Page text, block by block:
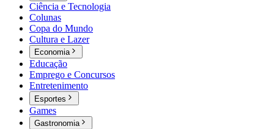
Ciência e Tecnologia
Colunas
Copa do Mundo
Cultura e Lazer
Economia
Educação
Emprego e Concursos
Entretenimento
Esportes
Games
Gastronomia